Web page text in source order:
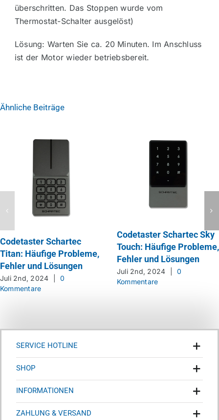
überschritten. Das Stoppen wurde vom
Thermostat-Schalter ausgelöst)
Lösung: Warten Sie ca. 20 Minuten. Im Anschluss
ist der Motor wieder betriebsbereit.
Ähnliche Beiträge
Codetaster Schartec
Titan: Häufige Probleme,
Fehler und Lösungen
Juli 2nd, 2024
0
Kommentare
Codetaster Schartec Sky
Touch: Häufige Probleme,
Fehler und Lösungen
Juli 2nd, 2024
0
Kommentare
SERVICE HOTLINE
SHOP
INFORMATIONEN
ZAHLUNG & VERSAND